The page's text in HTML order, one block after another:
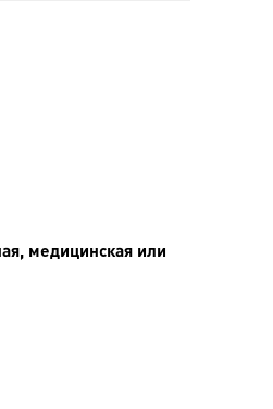
медицинская или